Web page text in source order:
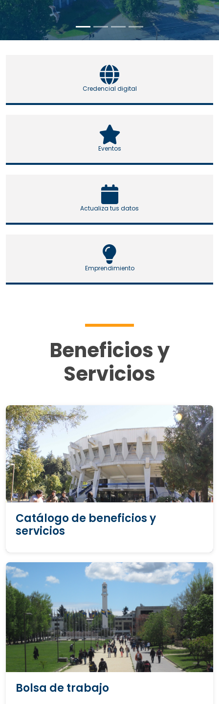
Credencial digital
Eventos
Actualiza tus datos
Emprendimiento
Beneficios y
Servicios
Catálogo de beneficios y
servicios
Bolsa de trabajo